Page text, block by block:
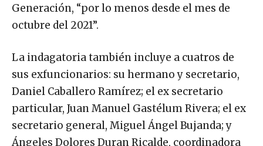
Generación, “por lo menos desde el mes de
octubre del 2021”.
La indagatoria también incluye a cuatros de
sus exfuncionarios: su hermano y secretario,
Daniel Caballero Ramírez; el ex secretario
particular, Juan Manuel Gastélum Rivera; el ex
secretario general, Miguel Ángel Bujanda; y
Ángeles Dolores Duran Ricalde, coordinadora